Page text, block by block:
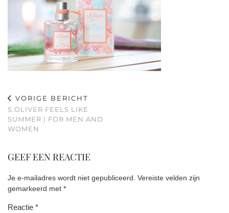
VORIGE BERICHT
S.OLIVER FEELS LIKE
SUMMER | FOR MEN AND
WOMEN
GEEF EEN REACTIE
Je e-mailadres wordt niet gepubliceerd. Vereiste velden zijn
gemarkeerd met *
Reactie *